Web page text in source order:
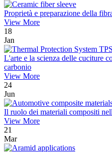
Proprietà e preparazione della
View More
18
Jan
L'arte e la scienza delle cuciture
carbonio
View More
24
Jun
Il ruolo dei materiali compositi
View More
21
Mar